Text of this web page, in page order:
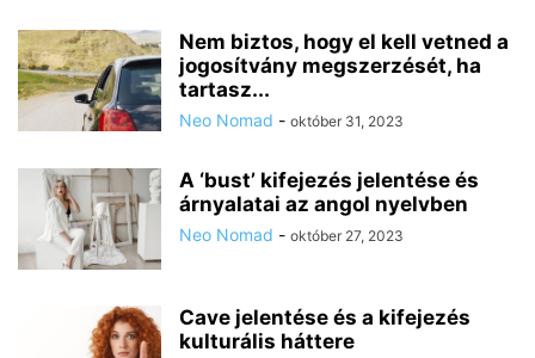
Nem biztos, hogy el kell vetned a
jogosítvány megszerzését, ha
tartasz...
Neo Nomad - október 31, 2023
A ‘bust’ kifejezés jelentése és
árnyalatai az angol nyelvben
Neo Nomad - október 27, 2023
Cave jelentése és a kifejezés
kulturális háttere